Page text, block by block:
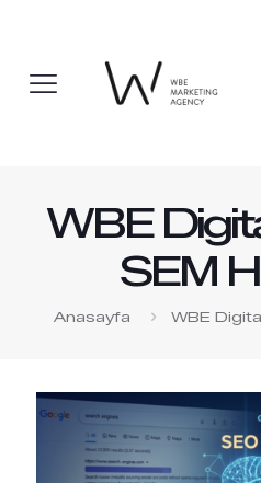
WBE
SEM
Anasayfa WBE